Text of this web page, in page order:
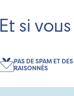
Et si
PAS DE SPAM ET
RAISONNÉS